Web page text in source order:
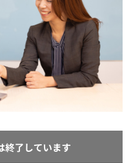
終了しています